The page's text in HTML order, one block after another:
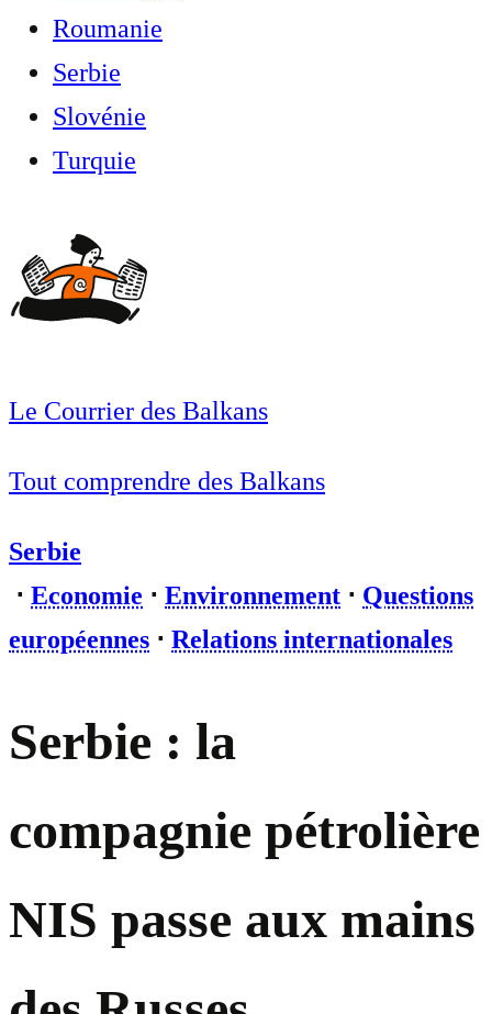
Roumanie
Serbie
Slovénie
Turquie
Le Courrier des Balkans
Tout comprendre des Balkans
Serbie
⋅ Economie ⋅ Environnement ⋅ Questions
européennes ⋅ Relations internationales
Serbie : la
compagnie pétrolière
NIS passe aux mains